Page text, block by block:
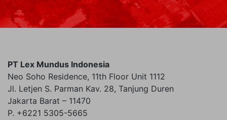
PT Lex Mundus Indonesia
Neo Soho Residence, 11th Floor Unit 1112
Jl. Letjen S. Parman Kav. 28, Tanjung Duren
Jakarta Barat – 11470
P. +6221 5305-5665